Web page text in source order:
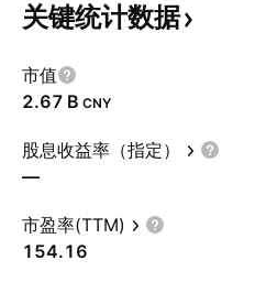
关键统计数据
市值
‪2.67 B‬ CNY
股息收益率（指定）
—
市盈率(TTM)
154.16